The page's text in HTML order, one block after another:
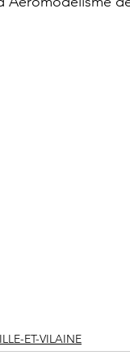
ILLE-ET-VILAINE